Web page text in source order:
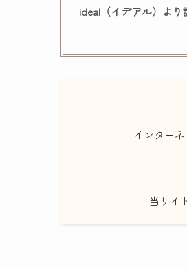
ideal（イデアル）より
インター
当サイ